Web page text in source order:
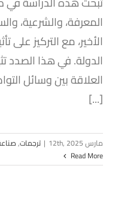
المعرفة، والشرعية،
الأخير، مع التركيز على
الدولة. في هذا الصدد
العلاقة بين وسائل
[...]
مارس 12th, 2025 | ترجمات,
Read More